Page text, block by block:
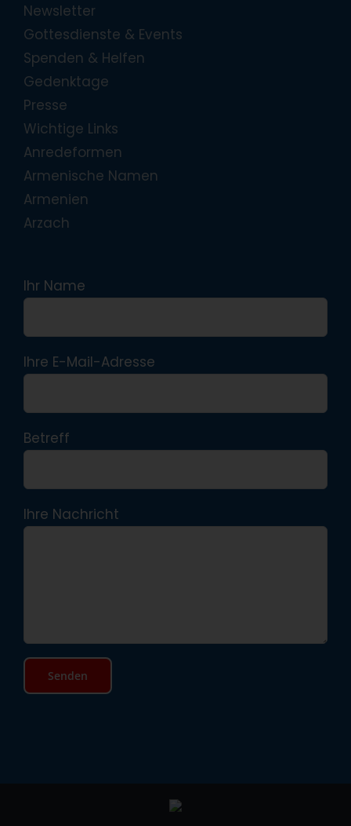
Newsletter
Gottesdienste & Events
Spenden & Helfen
Gedenktage
Presse
Wichtige Links
Anredeformen
Armenische Namen
Armenien
Arzach
Ihr Name
Ihre E-Mail-Adresse
Betreff
Ihre Nachricht